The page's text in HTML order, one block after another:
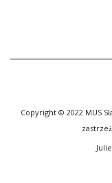
Copyright © 2022 MUS